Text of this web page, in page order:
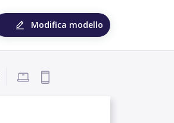
Modifica modello